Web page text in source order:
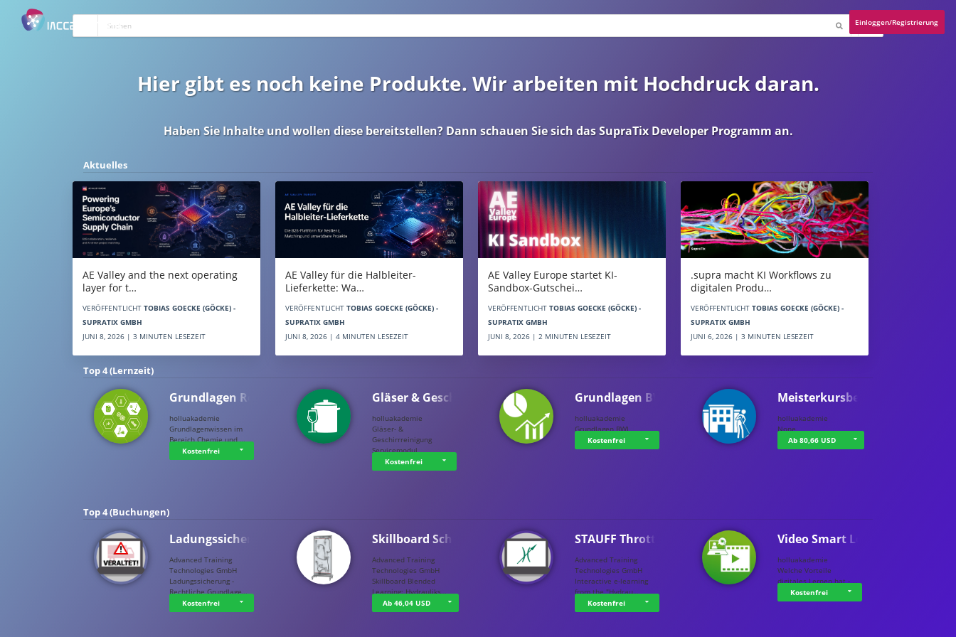
Einloggen/Registrierung
Hier gibt es noch keine Produkte. Wir arbeiten mit Hochdruck daran.
Haben Sie Inhalte und wollen diese bereitstellen? Dann schauen Sie sich dasSupraTix Developer Programman.
Aktuelles
AE Valley and the next operating
layer for t…
VERÖFFENTLICHT TOBIAS GOECKE (GÖCKE) -
SUPRATIX GMBH
JUNI 8, 2026 | 3 MINUTEN LESEZEIT
AE Valley für die Halbleiter-
Lieferkette: Wa…
VERÖFFENTLICHT TOBIAS GOECKE (GÖCKE) -
SUPRATIX GMBH
JUNI 8, 2026 | 4 MINUTEN LESEZEIT
AE Valley Europe startet KI-
Sandbox-Gutschei…
VERÖFFENTLICHT TOBIAS GOECKE (GÖCKE) -
SUPRATIX GMBH
JUNI 8, 2026 | 2 MINUTEN LESEZEIT
.supra macht KI Workflows zu
digitalen Produ…
VERÖFFENTLICHT TOBIAS GOECKE (GÖCKE) -
SUPRATIX GMBH
JUNI 6, 2026 | 3 MINUTEN LESEZEIT
Top 4 (Lernzeit)
Grundlagen Rein…
holluakademie
Grundlagenwissen im
Bereich Chemie und …
Kostenfrei
Gläser & Geschi…
holluakademie
Gläser- &
Geschirrreinigung
Servicemodul
Kostenfrei
Grundlagen BWL
holluakademie
Grundlagen BWL
Kostenfrei
Meisterkursbegl…
holluakademie
None
Ab 80,66 USD
Top 4 (Buchungen)
Ladungssicherung
Advanced Training
Technologies GmbH
Ladungssicherung -
Rechtliche Grundlage…
Kostenfrei
Skillboard Schl…
Advanced Training
Technologies GmbH
Skillboard Blended
Learning: Hydrauliks…
Ab 46,04 USD
STAUFF Throttle…
Advanced Training
Technologies GmbH
Interactive e-learning
from the "Hydrau…
Kostenfrei
Video Smart Lea…
holluakademie
Welche Vorteile
digitales Lernen hat - …
Kostenfrei